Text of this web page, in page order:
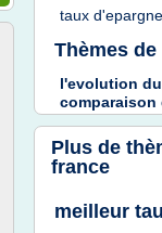
taux d'epargne
Thèmes
l'evolution du
comparaison
Plus de
france
meilleur